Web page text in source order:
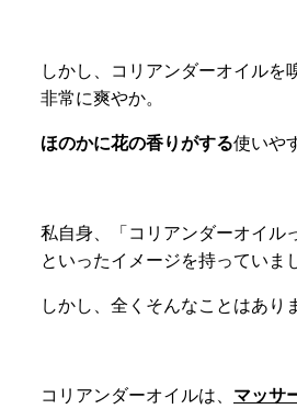
しかし、コリアンダーオイルを
非常に爽やか。
ほのかに花の香りがする使いや
私自身、「コリアンダーオイル
といったイメージを持っていま
しかし、全くそんなことはあり
コリアンダーオイルは、 マッサ